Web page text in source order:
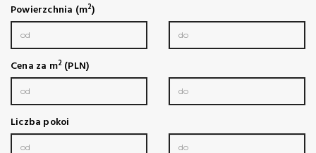
Powierzchnia (m2)
Cena za m2 (PLN)
Liczba pokoi